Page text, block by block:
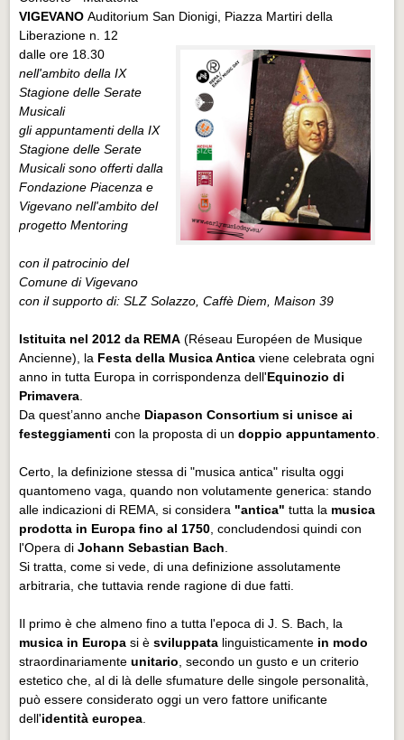
VIGEVANOAuditorium San Dionigi, Piazza Martiri della
Liberazione n. 12
dalle ore 18.30
nell'ambito della IX
Stagione delle Serate
Musicali
gli appuntamenti della IX
Stagione delle Serate
Musicali sono offerti dalla
Fondazione Piacenza e
Vigevano nell'ambito del
progetto Mentoring
con il patrocinio del
Comune di Vigevano
con il supporto di: SLZ Solazzo, Caffè Diem, Maison 39
Istituita nel 2012 da REMA (Réseau Européen de Musique
Ancienne), la Festa della Musica Antica viene celebrata ogni
anno in tutta Europa in corrispondenza dell'Equinozio di
Primavera.
Da quest’anno anche Diapason Consortium si unisce ai
festeggiamenti con la proposta di undoppio appuntamento.
Certo, la definizione stessa di "musica antica" risulta oggi
quantomeno vaga, quando non volutamente generica: stando
alle indicazioni di REMA, si considera "antica" tutta la musica
prodotta in Europa fino al 1750, concludendosi quindi con
l'Opera diJohann Sebastian Bach.
Si tratta, come si vede, di una definizione assolutamente
arbitraria, che tuttavia rende ragione di due fatti.
Il primo è che almeno fino a tutta l'epoca di J. S. Bach, la
musica in Europa si èsviluppata linguisticamente in modo
straordinariamenteunitario, secondo un gusto e un criterio
estetico che, al di là delle sfumature delle singole personalità,
può essere considerato oggi un vero fattore unificante
dell'identità europea.